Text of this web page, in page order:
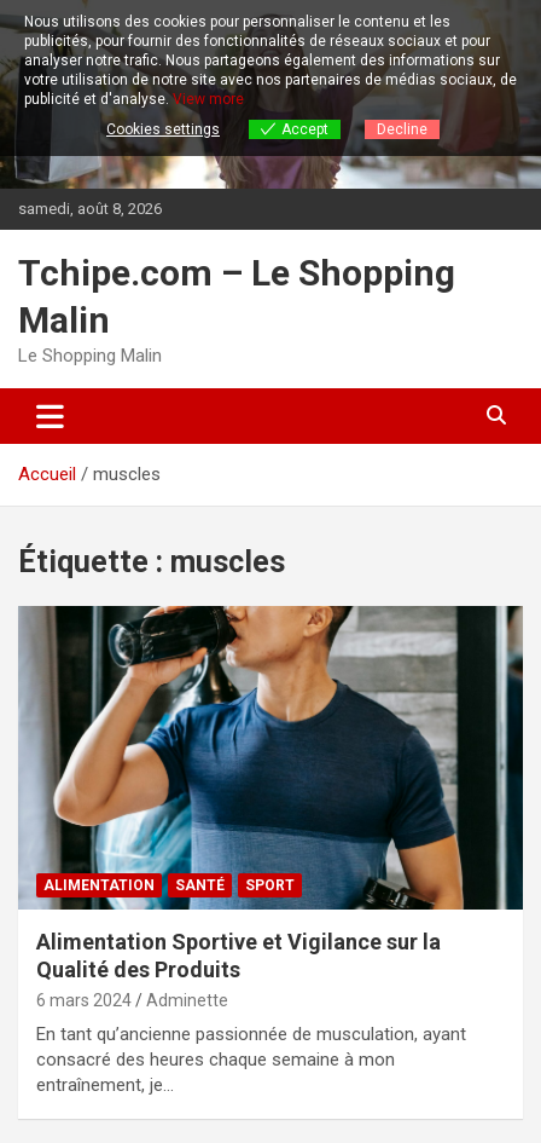
Aller
au
contenu
samedi, août 8, 2026
Tchipe.com – Le Shopping
Malin
Le Shopping Malin
Accueil muscles
Étiquette : muscles
ALIMENTATION SANTÉ SPORT
Alimentation Sportive et Vigilance sur la
Qualité des Produits
6 mars 2024 Adminette
En tant qu’ancienne passionnée de musculation, ayant
consacré des heures chaque semaine à mon
entraînement, je…
Nous utilisons des cookies pour personnaliser le contenu et les
publicités, pour fournir des fonctionnalités de réseaux sociaux et pour
analyser notre trafic.Nous partageons également des informations sur
votre utilisation de notre site avec nos partenaires de médias sociaux, de
publicité et d'analyse. View more
Cookies settings
Accept Decline